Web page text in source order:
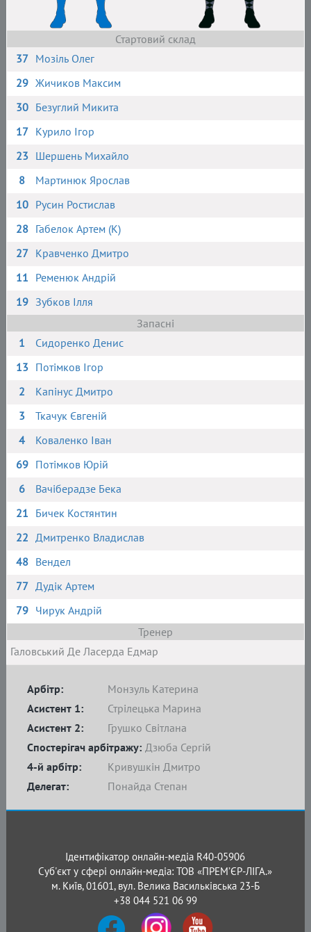
Стартовий склад
37 Мозіль Олег
29 Жичиков Максим
30 Безуглий Микита
17 Курило Ігор
23 Шершень Михайло
8
Мартинюк Ярослав
10 Русин Ростислав
28 Габелок Артем (К)
27 Кравченко Дмитро
11 Ременюк Андрій
19 Зубков Ілля
Запасні
1
Сидоренко Денис
13 Потімков Ігор
2
Капінус Дмитро
3
Ткачук Євгеній
4
Коваленко Іван
69 Потімков Юрій
6
Вачіберадзе Бека
21 Бичек Костянтин
22 Дмитренко Владислав
48 Вендел
77 Дудік Артем
79 Чирук Андрій
Тренер
Галовський Де Ласерда Едмар
Арбітр:
Монзуль Катерина
Асистент 1:
Стрілецька Марина
Асистент 2:
Грушко Світлана
4-й арбітр:
Кривушкін Дмитро
Делегат:
Понайда Степан
Спостерігач арбітражу: Дзюба Сергій
Ідентифікатор онлайн-медіа R40-05906
Суб'єкт у сфері онлайн-медіа: ТОВ «ПРЕМ’ЄР-ЛІГА.»
м. Київ, 01601, вул. Велика Васильківська 23-Б
+38 044 521 06 99